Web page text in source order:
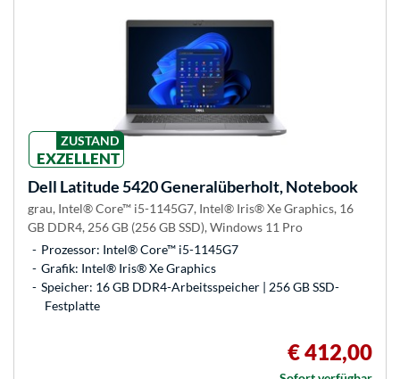
ZUSTAND
EXZELLENT
Dell Latitude 5420 Generalüberholt, Notebook
grau, Intel® Core™ i5-1145G7, Intel® Iris® Xe Graphics, 16
GB DDR4, 256 GB (256 GB SSD), Windows 11 Pro
Prozessor: Intel® Core™ i5-1145G7
Grafik: Intel® Iris® Xe Graphics
Speicher: 16 GB DDR4-Arbeitsspeicher | 256 GB SSD-
Festplatte
€ 412,00